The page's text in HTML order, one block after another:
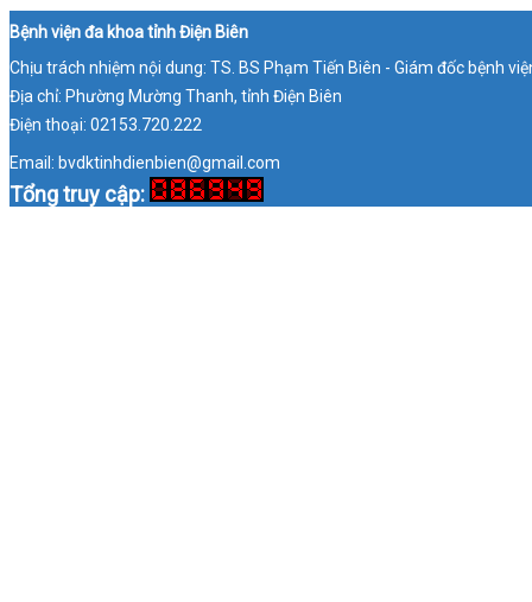
Bệnh viện đa khoa tỉnh Điện Biên
Chịu trách nhiệm nội dung: TS. BS Phạm Tiến Biên - Giám đốc bệnh
Địa chỉ: Phường Mường Thanh, tỉnh Điện Biên
Điện thoại: 02153.720.222
Email: bvdktinhdienbien@gmail.com
Tổng truy cập: